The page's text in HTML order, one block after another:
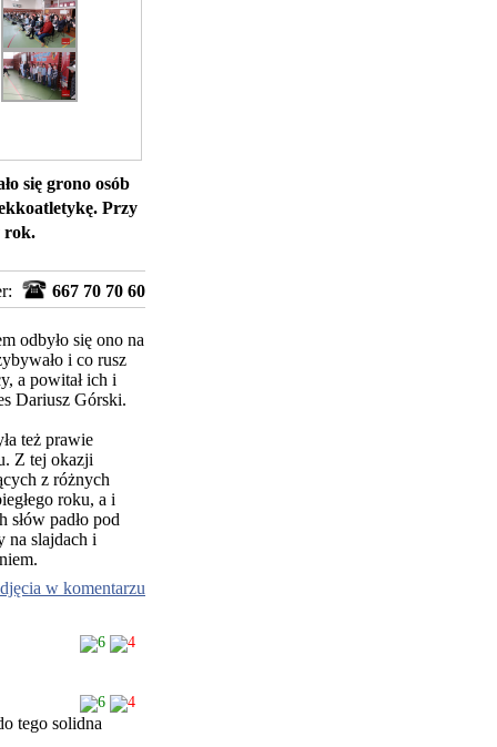
się grono osób
Przy
rok.
667 70 70 60
odbyło się ono na
i co rusz
a powitał ich i
Dariusz Górski.
też prawie
Z tej okazji
z różnych
roku, a i
słów padło pod
na slajdach i
w komentarzu
6 4
6 4
tego solidna